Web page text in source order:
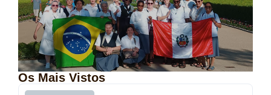
Os Mais Vistos